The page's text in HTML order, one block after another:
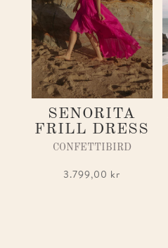
SENORITA
FRILL DRESS
CONFETTIBIRD
3.799,00 kr